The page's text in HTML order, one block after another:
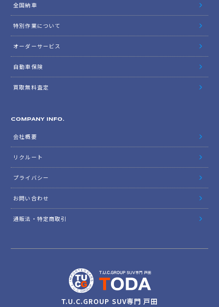
全国納車
特別作業について
オーダーサービス
自動車保険
買取無料査定
COMPANY INFO.
会社概要
リクルート
プライバシー
お問い合わせ
通販法・特定商取引
T.U.C.GROUP SUV専門 戸田